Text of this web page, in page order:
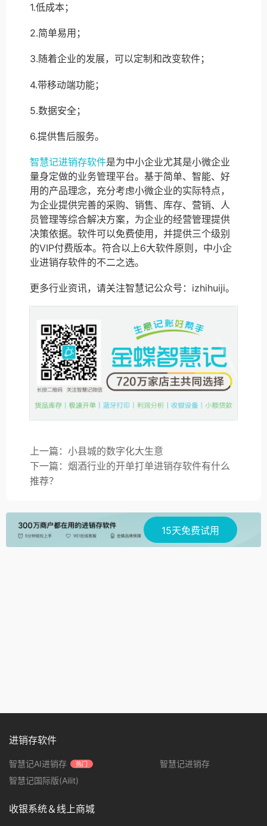
1.低成本；
2.简单易用；
3.随着企业的发展，可以定制和改变软件；
4.带移动端功能；
5.数据安全；
6.提供售后服务。
智慧记进销存软件是为中小企业尤其是小微企业
量身定做的业务管理平台。基于简单、智能、好
用的产品理念，充分考虑小微企业的实际特点，
为企业提供完善的采购、销售、库存、营销、人
员管理等综合解决方案，为企业的经营管理提供
决策依据。软件可以免费使用，并提供三个级别
的VIP付费版本。符合以上6大软件原则，中小企
业进销存软件的不二之选。
更多行业资讯，请关注智慧记公众号：izhihuiji。
上一篇：小县城的数字化大生意
下一篇：烟酒行业的开单打单进销存软件有什么
推荐？
15天免费试用
进销存软件
智慧记AI进销存 热门
智慧记进销存
智慧记国际版(Ailit)
收银系统＆线上商城